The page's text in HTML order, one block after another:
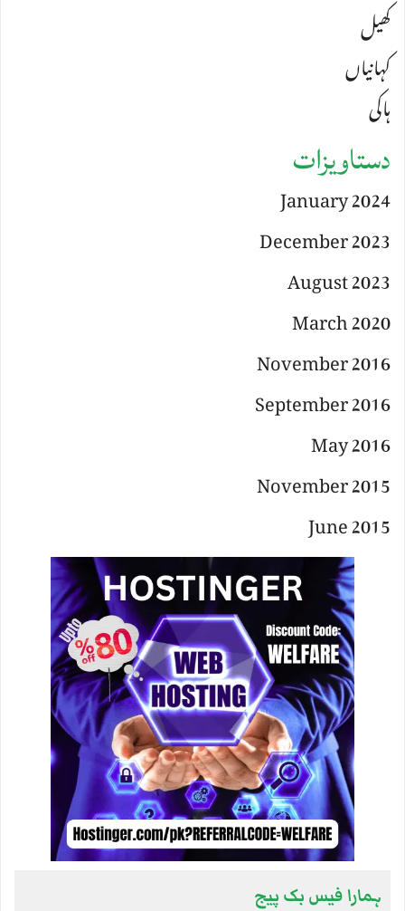
کھیل
کہانیاں
ہاکی
دستاویزات
January 2024
December 2023
August 2023
March 2020
November 2016
September 2016
May 2016
November 2015
June 2015
ہمارا فیس بک پیج